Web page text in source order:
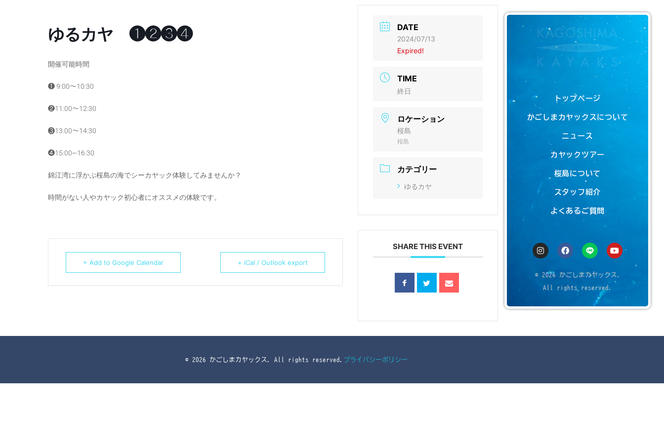
トップページ
かごしまカヤックスについて
ニュース
カヤックツアー
桜島について
スタッフ紹介
よくあるご質問
© 2026 かごしまカヤックス.
All rights reserved.
ゆるカヤ ❶❷❸❹
開催可能時間
❶ 9:00〜10:30
❷11:00〜12:30
❸13:00〜14:30
❹15:00~16:30
錦江湾に浮かぶ桜島の海でシーカヤック体験してみませんか？
時間がない人やカヤック初心者にオススメの体験です。
+ Add to Google Calendar + iCal / Outlook export
DATE
2024/07/13
Expired!
TIME
終日
ロケーション
桜島
桜島
カテゴリー
ゆるカヤ
SHARE THIS EVENT
© 2026 かごしまカヤックス. All rights reserved. プライバシーポリシー